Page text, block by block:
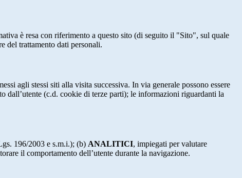
è resa con riferimento a questo sito (di seguito il "Sito", sul quale
del trattamento dati personali.
agli stessi siti alla visita successiva. In via generale possono essere
dall’utente (c.d. cookie di terze parti); le informazioni riguardanti la
196/2003 e s.m.i.); (b) ANALITICI, impiegati per valutare
il comportamento dell’utente durante la navigazione.